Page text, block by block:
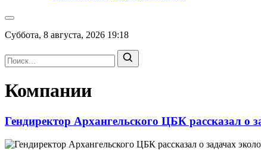
Суббота, 8 августа, 2026 19:18
Компании
Гендиректор Архангельского ЦБК рассказал о